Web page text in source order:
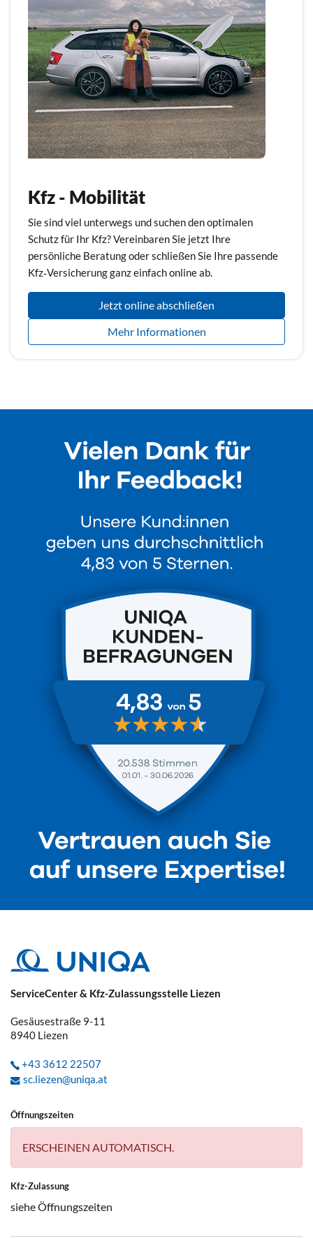
Kfz - Mobilität
Sie sind viel unterwegs und suchen den optimalen
Schutz für Ihr Kfz? Vereinbaren Sie jetzt Ihre
persönliche Beratung oder schließen Sie Ihre passende
Kfz‑Versicherung ganz einfach online ab.
Jetzt online abschließen
Mehr Informationen
ServiceCenter & Kfz-Zulassungsstelle Liezen
Gesäusestraße 9-11
8940 Liezen
+43 3612 22507
sc.liezen@uniqa.at
Öffnungszeiten
ERSCHEINEN AUTOMATISCH.
Kfz-Zulassung
siehe Öffnungszeiten